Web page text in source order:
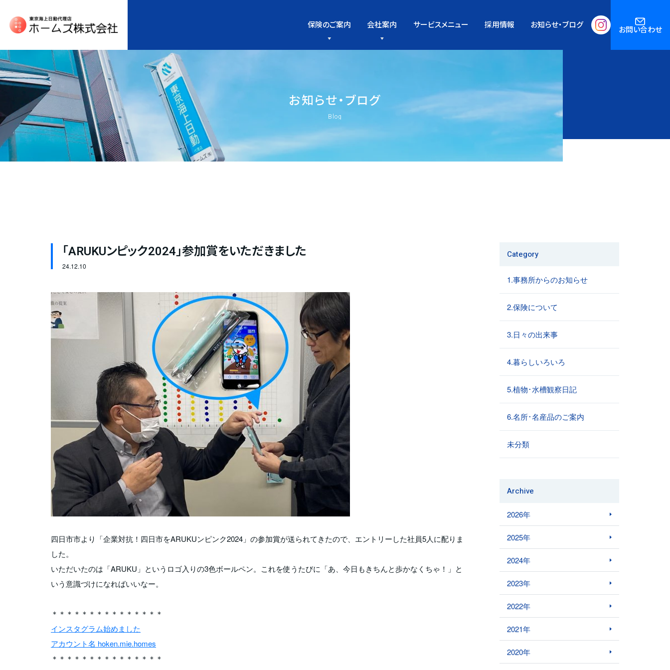
保険のご案内 会社案内 サービスメニュー 採用情報 お知らせ・ブログ お問い合わせ
お知らせ・ブログ
Blog
「ARUKUンピック2024」参加賞をいただきました
24.12.10
四日市市より「企業対抗！四日市をARUKUンピンク2024」の参加賞が送られてきたので、エントリーした社員5人に配りま
した。
いただいたのは「ARUKU」というロゴ入りの3色ボールペン。これを使うたびに「あ、今日もきちんと歩かなくちゃ！」と
いう意識づけになればいいなー。
＊＊＊＊＊＊＊＊＊＊＊＊＊＊＊
インスタグラム始めました
アカウント名 hoken.mie.homes
＊＊＊＊＊＊＊＊＊＊＊＊＊＊＊
Category
1.事務所からのお知らせ
2.保険について
3.日々の出来事
4.暮らしいろいろ
5.植物･水槽観察日記
6.名所･名産品のご案内
未分類
Archive
2026年
2025年
2024年
2023年
2022年
2021年
2020年